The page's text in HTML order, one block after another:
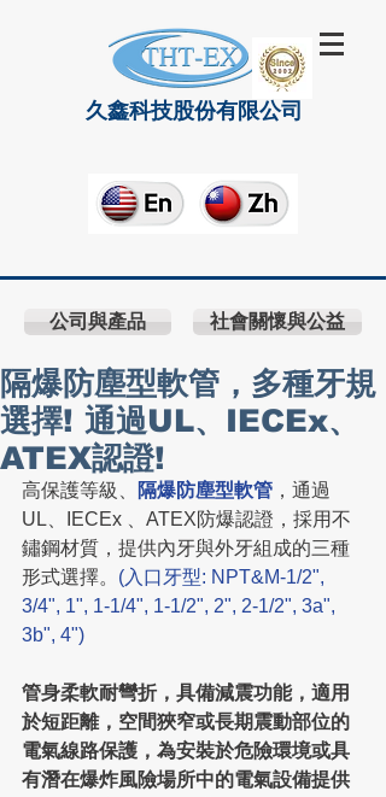
久鑫科技股份有限公司
公司與產品 社會關懷與公益
隔爆防塵型軟管，多種牙規
選擇! 通過UL、IECEx、
ATEX認證!
高保護等級、 隔爆防塵型軟管 ，通過
UL、IECEx 、ATEX防爆認證，採用不
鏽鋼材質，提供內牙與外牙組成的三種
形式選擇。 (入口牙型: NPT&M-1/2",
3/4", 1", 1-1/4", 1-1/2", 2", 2-1/2", 3a",
3b", 4")
管身柔軟耐彎折，具備減震功能，適用
於短距離，空間狹窄或長期震動部位的
電氣線路保護，為安裝於危險環境或具
有潛在爆炸風險場所中的電氣設備提供